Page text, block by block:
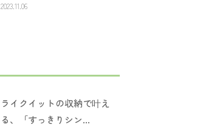
2023.11.06
ライクイットの収納で叶え
る、「すっきりシン…